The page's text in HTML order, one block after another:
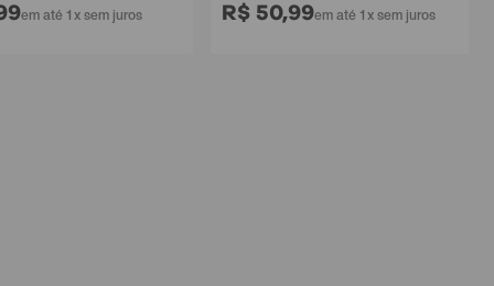
em até 1x sem juros R$ 50,99em até 1x sem juros